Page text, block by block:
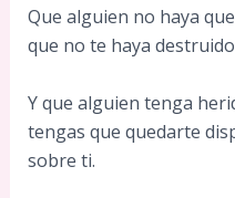
Que alguien no haya
que no te haya
Y que alguien tenga
tengas que quedarte
sobre ti.